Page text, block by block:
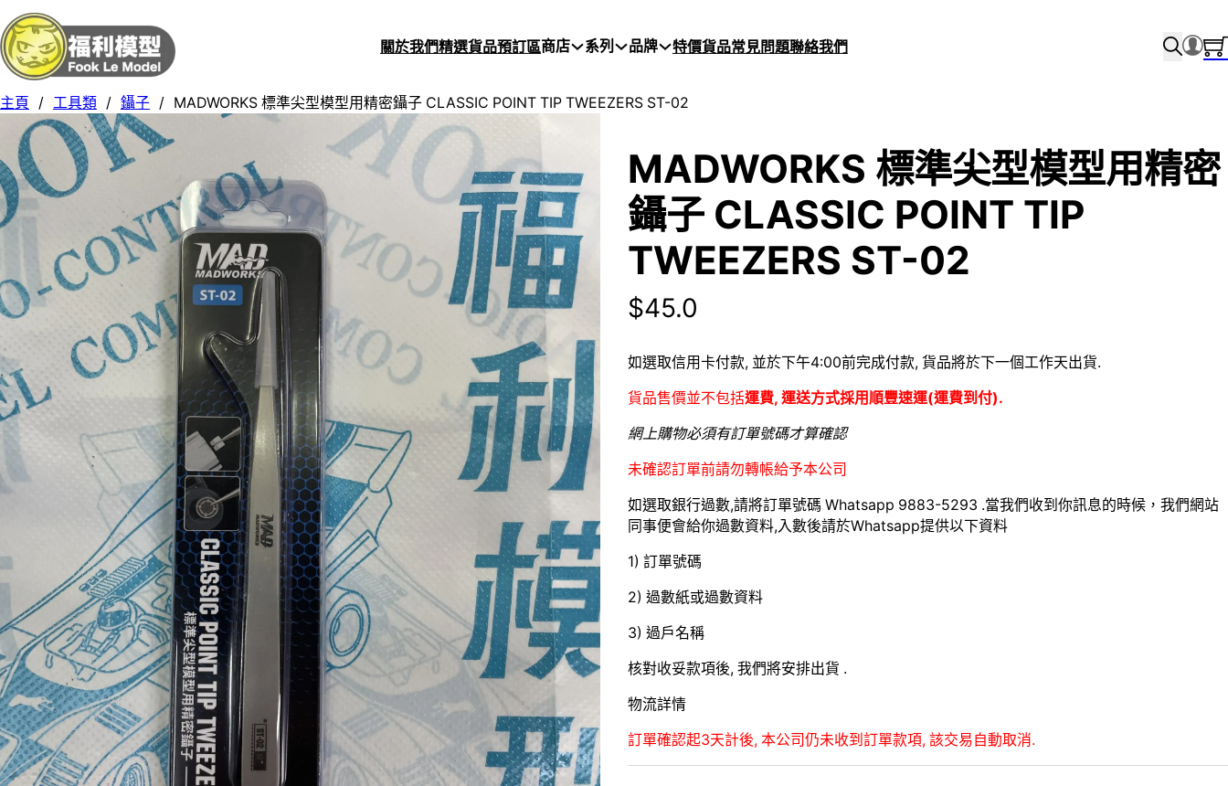
關於我們精選貨品預訂區商店 系列 品牌 特價貨品常見問題聯絡我們
主頁 / 工具類 / 鑷子 / MADWORKS 標準尖型模型用精密鑷子 CLASSIC POINT TIP TWEEZERS ST-02
MADWORKS 標準尖型模型用精密
鑷子 CLASSIC POINT TIP
TWEEZERS ST-02
$45.0
如選取信用卡付款, 並於下午4:00前完成付款, 貨品將於下一個工作天出貨.
貨品售價並不包括運費, 運送方式採用順豐速運(運費到付).
網上購物必須有訂單號碼才算確認
未確認訂單前請勿轉帳給予本公司
如選取銀行過數,請將訂單號碼 Whatsapp 9883-5293 .當我們收到你訊息的時候，我們網站
同事便會給你過數資料,入數後請於Whatsapp提供以下資料
1) 訂單號碼
2) 過數紙或過數資料
3) 過戶名稱
核對收妥款項後, 我們將安排出貨 .
物流詳情
訂單確認起3天計後, 本公司仍未收到訂單款項, 該交易自動取消.